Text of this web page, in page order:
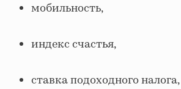
мобильность,
индекс счастья,
ставка подоходного налога,